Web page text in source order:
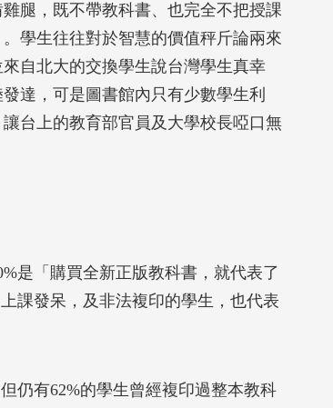
腿，既不帶教科書、也完全不把授課
學生往往對於智慧的價值秤斤論兩來
自北大的交換學生說台灣學生真幸
達，可是圖書館內只有少數學生利
台上的教育部官員及大學校長啞口無
是「購買全新正版教科書，就代表了
課發呆，及非法複印的學生，也代表
仍有62%的學生曾經複印過整本教科